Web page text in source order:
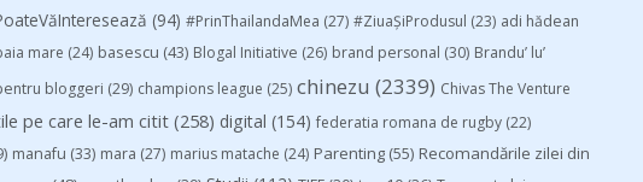
(94) #PrinThailandaMea (27) #ZiuaȘiProdusul (23) adi hădean
mare (24) basescu (43) Blogal Initiative (26) brand personal (30) Brandu’ lu’
bloggeri (29) champions league (25) chinezu (2339) Chivas The Venture
pe care le-am citit (258) digital (154) federatia romana de rugby (22)
manafu (33) mara (27) marius matache (24) Parenting (55) Recomandările zilei din